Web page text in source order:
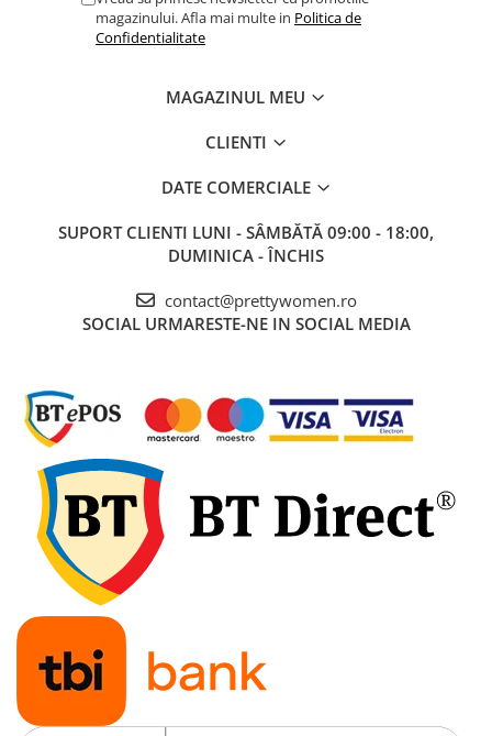
magazinului. Afla mai multe in Politica de
Confidentialitate
MAGAZINUL MEU
CLIENTI
DATE COMERCIALE
SUPORT CLIENTI LUNI - SÂMBĂTĂ 09:00 - 18:00,
DUMINICA - ÎNCHIS
contact@prettywomen.ro
SOCIAL URMARESTE-NE IN SOCIAL MEDIA